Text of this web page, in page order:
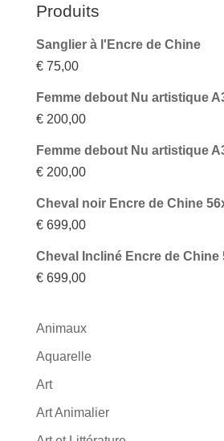
Produits
Sanglier à l'Encre de Chine
€75,00
Femme debout Nu artistique
€200,00
Femme debout Nu artistique
€200,00
Cheval noir Encre de Chine
€699,00
Cheval Incliné Encre de Chine
€699,00
Animaux
Aquarelle
Art
Art Animalier